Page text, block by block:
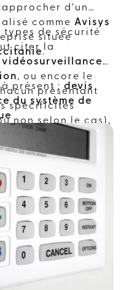
d’un
comme Avisys
située
.
types de sécurité
citer la
vidéosurveillance,
, ou encore le
présentant
spécificités
non selon le cas),
spécialiste
précieuse. En
praticité, l’idéal
d’un
à la fois la
de sécurité
Avisys sécurité.
à présent :devis
du système de